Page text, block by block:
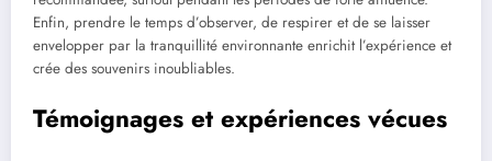
Enfin, prendre le temps d’observer, de respirer et de se laisser
envelopper par la tranquillité environnante enrichit l’expérience et
crée des souvenirs inoubliables.
Témoignages et expériences vécues